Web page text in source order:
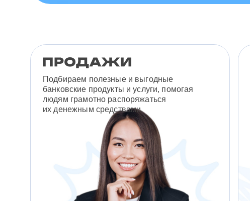
Подбираем полезные и выгодные
банковские продукты и услуги, помогая
людям грамотно распоряжаться
их денежным средствами.